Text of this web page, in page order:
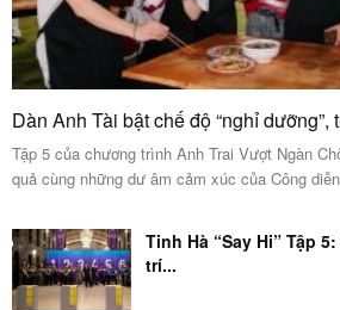
Dàn Anh Tài bật chế độ “nghỉ dưỡng”,
Tập 5 của chương trình Anh Trai Vượt Ngàn
quả cùng những dư âm cảm xúc của Công
Tinh Hà “Say Hi” Tập
trí...